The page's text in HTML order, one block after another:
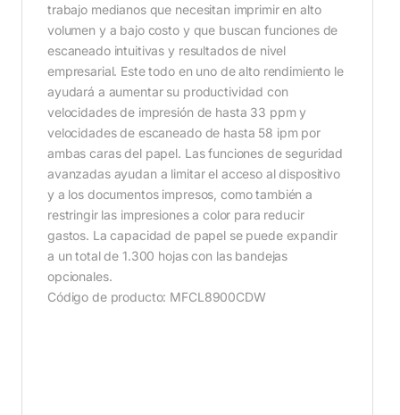
trabajo medianos que necesitan imprimir en alto
volumen y a bajo costo y que buscan funciones de
escaneado intuitivas y resultados de nivel
empresarial. Este todo en uno de alto rendimiento le
ayudará a aumentar su productividad con
velocidades de impresión de hasta 33 ppm y
velocidades de escaneado de hasta 58 ipm por
ambas caras del papel. Las funciones de seguridad
avanzadas ayudan a limitar el acceso al dispositivo
y a los documentos impresos, como también a
restringir las impresiones a color para reducir
gastos. La capacidad de papel se puede expandir
a un total de 1.300 hojas con las bandejas
opcionales.
Código de producto: MFCL8900CDW